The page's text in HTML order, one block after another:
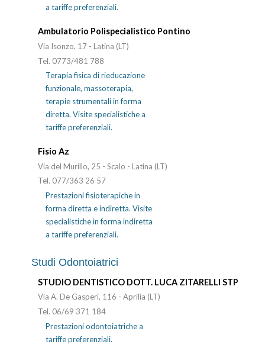
a tariffe preferenziali.
Ambulatorio Polispecialistico Pontino
Via Isonzo, 17 - Latina (LT)
Tel. 0773/481 788
Terapia fisica di rieducazione
funzionale, massoterapia,
terapie strumentali in forma
diretta. Visite specialistiche a
tariffe preferenziali.
Fisio Az
Via del Murillo, 25 - Scalo - Latina (LT)
Tel. 077/363 26 57
Prestazioni fisioterapiche in
forma diretta e indiretta. Visite
specialistiche in forma indiretta
a tariffe preferenziali.
Studi Odontoiatrici
STUDIO DENTISTICO DOTT. LUCA ZITARELLI STP
Via A. De Gasperi, 116 - Aprilia (LT)
Tel. 06/69 371 184
Prestazioni odontoiatriche a
tariffe preferenziali.